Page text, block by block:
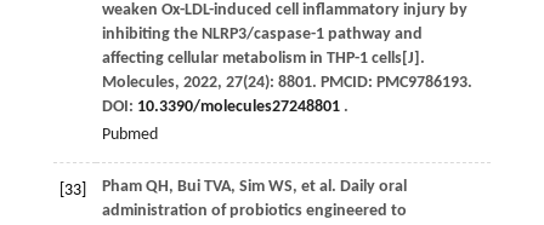
weaken Ox-LDL-induced cell inflammatory injury by
inhibiting the NLRP3/caspase-1 pathway and
affecting cellular metabolism in THP-1 cells[J].
Molecules, 2022, 27(24): 8801. PMCID: PMC9786193.
DOI: 10.3390/molecules27248801.
Pubmed
[33] Pham QH, Bui TVA, Sim WS, et al. Daily oral
administration of probiotics engineered to